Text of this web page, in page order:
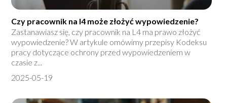
Czy pracownik na l4 może złożyć wypowiedzenie?
Zastanawiasz się, czy pracownik na L4 ma prawo złożyć
wypowiedzenie? W artykule omówimy przepisy Kodeksu
pracy dotyczące ochrony przed wypowiedzeniem w
czasie z...
2025-05-19